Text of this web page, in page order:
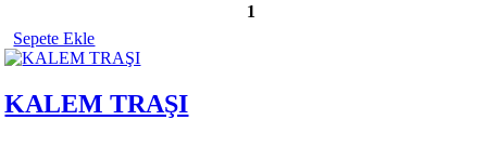
1
Sepete Ekle
KALEM TRAŞI